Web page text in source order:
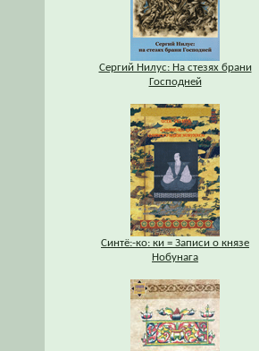
Сергий Нилус: На стезях брани
Господней
Синтё:-ко: ки = Записи о князе
Нобунага